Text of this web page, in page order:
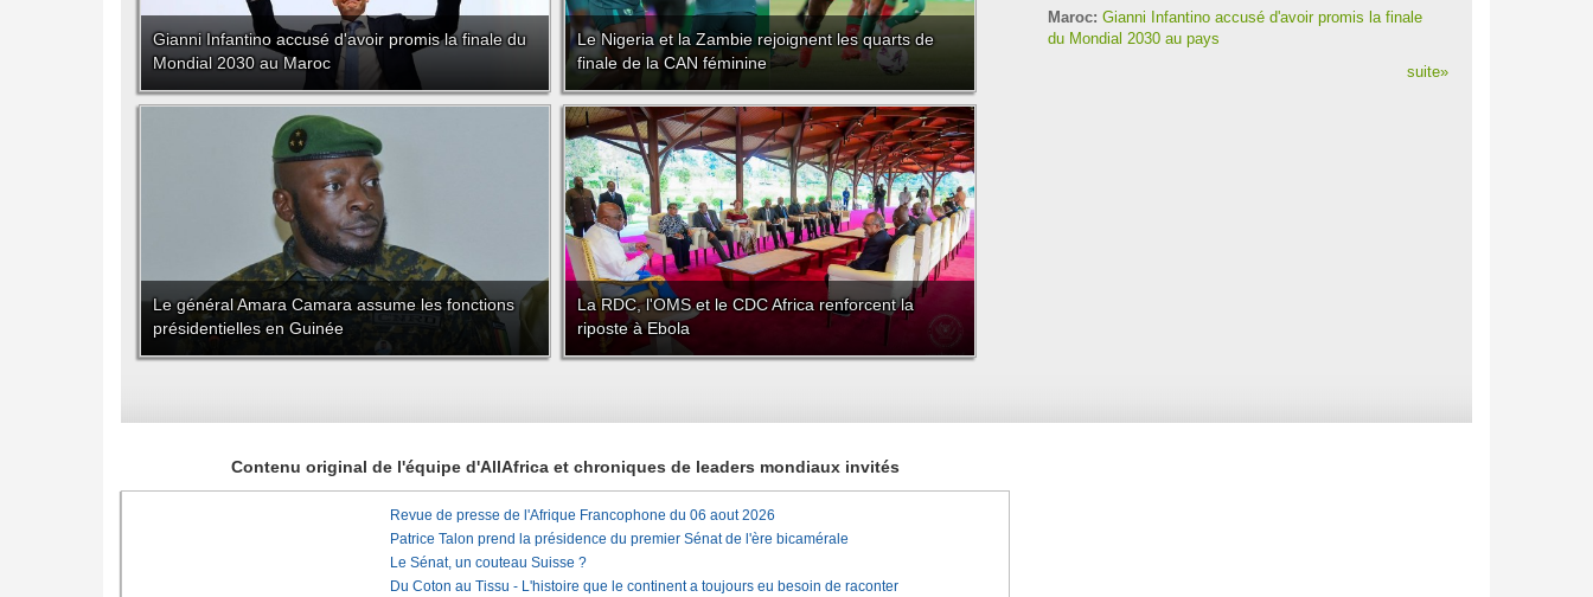
Gianni Infantino accusé d'avoir promis la finale du
Mondial 2030 au Maroc
Le Nigeria et la Zambie rejoignent les quarts de
finale de la CAN féminine
Le général Amara Camara assume les fonctions
présidentielles en Guinée
La RDC, l'OMS et le CDC Africa renforcent la
riposte à Ebola
Maroc: Gianni Infantino accusé d'avoir promis la finale
du Mondial 2030 au pays
suite»
Contenu original de l'équipe d'AllAfrica et chroniques de leaders mondiaux invités
Revue de presse de l'Afrique Francophone du 06 aout 2026
Patrice Talon prend la présidence du premier Sénat de l'ère bicamérale
Le Sénat, un couteau Suisse ?
Du Coton au Tissu - L'histoire que le continent a toujours eu besoin de raconter